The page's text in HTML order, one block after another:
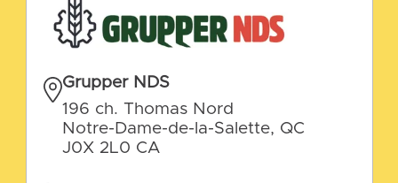
Grupper NDS
196 ch. Thomas Nord
Notre-Dame-de-la-Salette, QC
J0X 2L0 CA